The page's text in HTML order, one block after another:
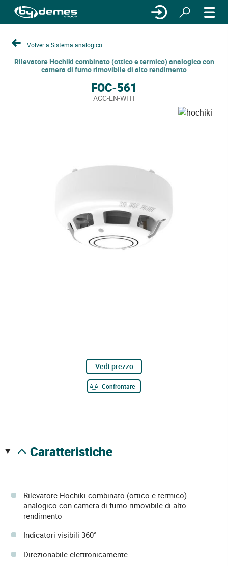
Volver a Sistema analogico
Rilevatore Hochiki combinato (ottico e termico) analogico con
camera di fumo rimovibile di alto rendimento
FOC-561
ACC-EN-WHT
Vedi prezzo
Confrontare
caratteristiche
Rilevatore Hochiki combinato (ottico e termico)
analogico con camera di fumo rimovibile di alto
rendimento
Indicatori visibili 360°
Direzionabile elettronicamente